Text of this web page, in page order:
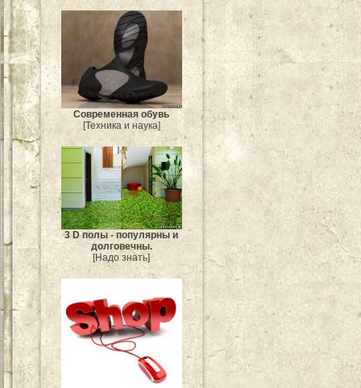
Современная обувь
[Техника и наука]
3 D полы - популярны и
долговечны.
[Надо знать]